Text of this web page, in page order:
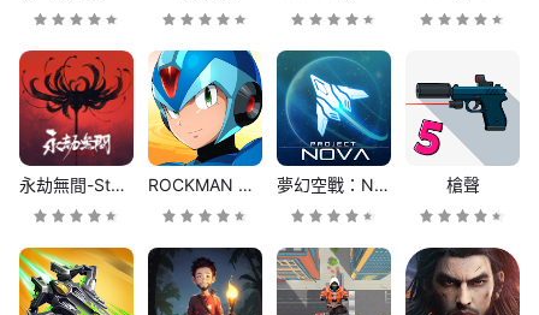
永劫無間-Steam版 ROCKMAN X DiVE Offline 夢幻空戰：NOVA計劃 槍聲